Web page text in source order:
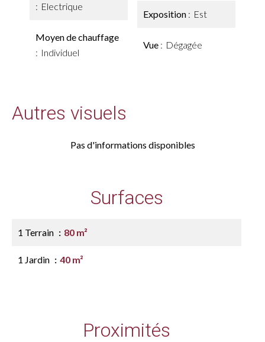
Electrique
Moyen de chauffage
Individuel
Exposition Est
Vue Dégagée
Autres visuels
Pas d'informations disponibles
Surfaces
1 Terrain 80 m²
1 Jardin 40 m²
Proximités